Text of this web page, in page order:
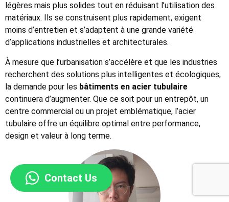
légères mais plus solides tout en réduisant l’utilisation des
matériaux. Ils se construisent plus rapidement, exigent
moins d’entretien et s’adaptent à une grande variété
d’applications industrielles et architecturales.
À mesure que l’urbanisation s’accélère et que les industries
recherchent des solutions plus intelligentes et écologiques,
la demande pour les bâtiments en acier tubulaire
continuera d’augmenter. Que ce soit pour un entrepôt, un
centre commercial ou un projet emblématique, l’acier
tubulaire offre un équilibre optimal entre performance,
design et valeur à long terme.
Contact Us